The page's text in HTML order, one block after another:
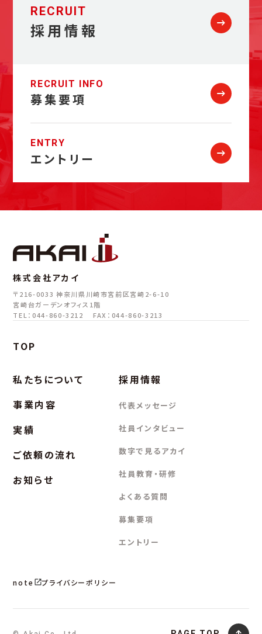
RECRUIT
採用情報
RECRUIT INFO
募集要項
ENTRY
エントリー
株式会社アカイ
〒216-0033 神奈川県川崎市宮前区宮崎2-6-10
宮崎台ガーデンオフィス1階
TEL：044-860-3212
FAX：044-860-3213
TOP
私たちについて
事業内容
実績
ご依頼の流れ
お知らせ
採用情報
代表メッセージ
社員インタビュー
数字で見るアカイ
社員教育・研修
よくある質問
募集要項
エントリー
note プライバシーポリシー